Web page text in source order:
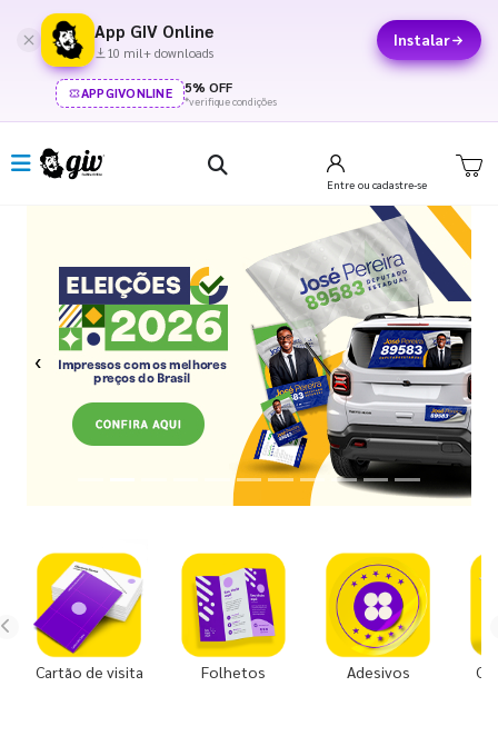
App GIV Online
10 mil+ downloads
Instalar
APPGIVONLINE 5% OFF
*verifique condições
Entre ou cadastre-se
Previous Next
Cartão de visita Folhetos Adesivos